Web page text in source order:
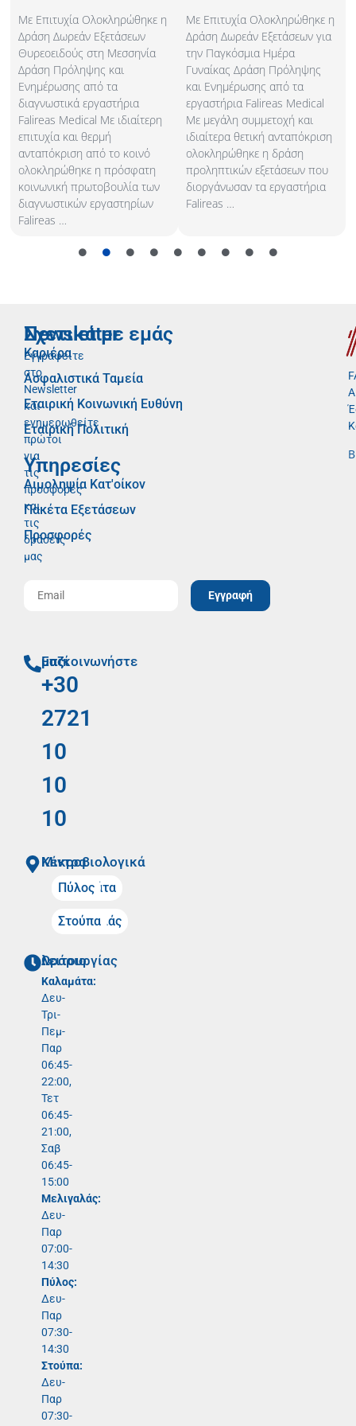
Με Επιτυχία Ολοκληρώθηκε η
Δράση Δωρεάν Εξετάσεων
Θυρεοειδούς στη Μεσσηνία
Δράση Πρόληψης και
Ενημέρωσης από τα
διαγνωστικά εργαστήρια
Falireas Medical Με ιδιαίτερη
επιτυχία και θερμή
ανταπόκριση από το κοινό
ολοκληρώθηκε η πρόσφατη
κοινωνική πρωτοβουλία των
διαγνωστικών εργαστηρίων
Falireas …
Με Επιτυχία Ολοκληρώθηκε η
Δράση Δωρεάν Εξετάσεων για
την Παγκόσμια Ημέρα
Γυναίκας Δράση Πρόληψης
και Ενημέρωσης από τα
εργαστήρια Falireas Medical
Με μεγάλη συμμετοχή και
ιδιαίτερα θετική ανταπόκριση
ολοκληρώθηκε η δράση
προληπτικών εξετάσεων που
διοργάνωσαν τα εργαστήρια
Falireas …
Newsletter
Εγγραφείτε
στο
Newsletter
και
ενημερωθείτε
πρώτοι
για
τις
προσφορές
και
τις
δράσεις
μας
Εγγραφή
Επικοινωνήστε μαζί μας
+30
2721
10
10
10
Mικροβιολογικά Κέντρα
Καλαμάτα
Πύλος
Μελιγαλάς
Στούπα
Ωράριο λειτουργίας
Καλαμάτα:
Δευ-
Τρι-
Πεμ-
Παρ
06:45-
22:00,
Τετ
06:45-
21:00,
Σαβ
06:45-
15:00
Μελιγαλάς:
Δευ-
Παρ
07:00-
14:30
Πύλος:
Δευ-
Παρ
07:30-
14:30
Στούπα:
Δευ-
Παρ
07:30-
Σχετικά με εμάς
Καριέρα
Ασφαλιστικά Ταμεία
Εταιρική Κοινωνική Ευθύνη
Εταιρική Πολιτική
Υπηρεσίες
Αιμοληψία Κατ'οίκον
Πακέτα Εξετάσεων
Προσφορές